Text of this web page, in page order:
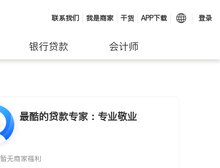
联系我们 我是商家 干货 APP下载 登录
银行贷款 会计师
最酷的贷款专家：专业敬业
暂无商家福利